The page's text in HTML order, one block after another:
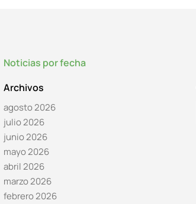
Noticias por fecha
Archivos
agosto 2026
julio 2026
junio 2026
mayo 2026
abril 2026
marzo 2026
febrero 2026